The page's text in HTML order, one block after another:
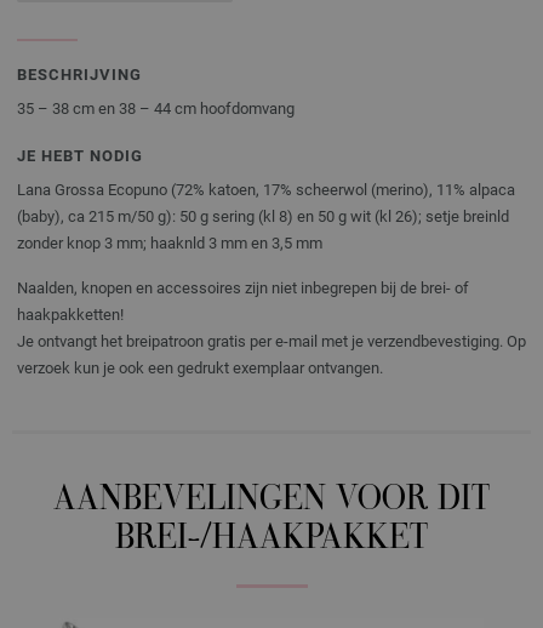
BESCHRIJVING
35 – 38 cm en 38 – 44 cm hoofdomvang
JE HEBT NODIG
Lana Grossa Ecopuno (72% katoen, 17% scheerwol (merino), 11% alpaca
(baby), ca 215 m/50 g): 50 g sering (kl 8) en 50 g wit (kl 26); setje breinld
zonder knop 3 mm; haaknld 3 mm en 3,5 mm
Naalden, knopen en accessoires zijn niet inbegrepen bij de brei- of
haakpakketten!
Je ontvangt het breipatroon gratis per e-mail met je verzendbevestiging. Op
verzoek kun je ook een gedrukt exemplaar ontvangen.
AANBEVELINGEN VOOR DIT
BREI-/HAAKPAKKET